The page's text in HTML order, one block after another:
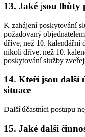
13. Jaké jsou lhůty
K zahájení poskytování
požadovaný
dříve, než 10. kalendářní
nikoli dříve, než 10.
poskytování služby
14. Kteří jsou další
situace
Další účastníci postupu
15. Jaké další